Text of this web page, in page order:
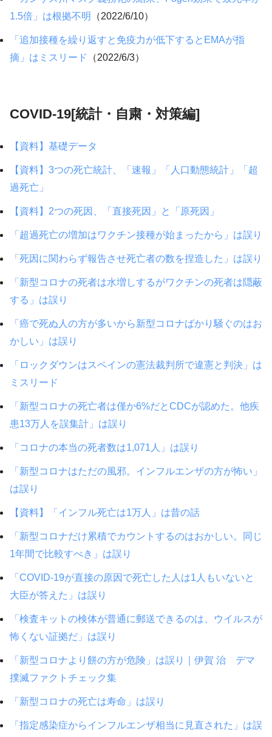
1.5倍」は根拠不明
（2022/6/10）
「追加接種を繰り返すと免疫力が低下するとEMAが指
摘」はミスリード
（2022/6/3）
COVID-19[統計・自粛・対策編]
【資料】基礎データ
【資料】3つの死亡統計、「速報」「人口動態統計」「超
過死亡」
【資料】2つの死因、「直接死因」と「原死因」
「超過死亡の増加はワクチン接種が始まったから」は誤り
「死因に関わらず報告させ死亡者の数を捏造した」は誤り
「新型コロナの死者は水増しするがワクチンの死者は隠蔽
する」は誤り
「癌で死ぬ人の方が多いから新型コロナばかり騒ぐのはお
かしい」は誤り
「ロックダウンはスペインの憲法裁判所で違憲と判決」は
ミスリード
「新型コロナの死亡者は僅か6%だとCDCが認めた。他疾
患13万人を誤集計」は誤り
「コロナの本当の死者数は1,071人」は誤り
「新型コロナはただの風邪。インフルエンザの方が怖い」
は誤り
【資料】「インフル死亡は1万人」は昔の話
「新型コロナだけ累積でカウントするのはおかしい。同じ
1年間で比較すべき」は誤り
「COVID-19が直接の原因で死亡した人は1人もいないと
大臣が答えた」は誤り
「検査キットの検体が普通に郵送できるのは、ウイルスが
怖くない証拠だ」は誤り
「新型コロナより餅の方が危険」は誤り｜伊賀 治 デマ
撲滅ファクトチェック集
「新型コロナの死亡は寿命」は誤り
「指定感染症からインフルエンザ相当に見直された」は誤